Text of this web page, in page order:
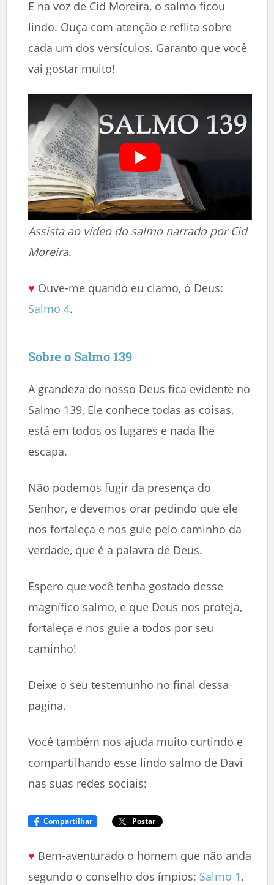
E na voz de Cid Moreira, o salmo ficou
lindo. Ouça com atenção e reflita sobre
cada um dos versículos. Garanto que você
vai gostar muito!
Assista ao vídeo do salmo narrado por Cid
Moreira.
♥ Ouve-me quando eu clamo, ó Deus:
Salmo 4.
Sobre o Salmo 139
A grandeza do nosso Deus fica evidente no
Salmo 139, Ele conhece todas as coisas,
está em todos os lugares e nada lhe
escapa.
Não podemos fugir da presença do
Senhor, e devemos orar pedindo que ele
nos fortaleça e nos guie pelo caminho da
verdade, que é a palavra de Deus.
Espero que você tenha gostado desse
magnífico salmo, e que Deus nos proteja,
fortaleça e nos guie a todos por seu
caminho!
Deixe o seu testemunho no final dessa
pagina.
Você também nos ajuda muito curtindo e
compartilhando esse lindo salmo de Davi
nas suas redes sociais:
Compartilhar Postar
♥ Bem-aventurado o homem que não anda
segundo o conselho dos ímpios: Salmo 1.